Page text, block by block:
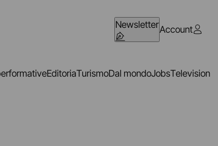
NewsletterAccount
EditoriaTurismoDal mondoJobsTelevision